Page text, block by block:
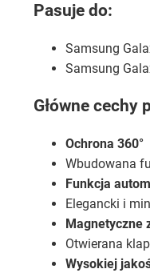
Pasuje do:
Samsung
Samsung
Główne cechy
Ochrona 360°
Wbudowana
Funkcja
Elegancki i
Magnetyczne
Otwierana
Wysokiej